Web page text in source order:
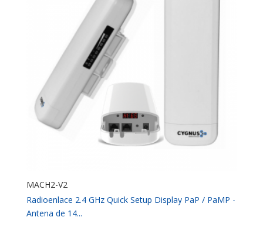
MACH2-V2
Radioenlace 2.4 GHz Quick Setup Display PaP / PaMP -
Antena de 14...